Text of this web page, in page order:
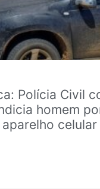
Polícia Civil
homem
celular